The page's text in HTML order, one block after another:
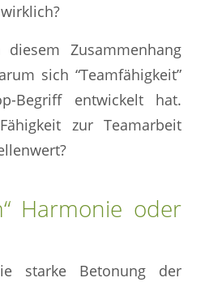
Zusammenhang
sich “Teamfähigkeit”
Begriff entwickelt hat.
zur Teamarbeit
Harmonie oder
starke Betonung der